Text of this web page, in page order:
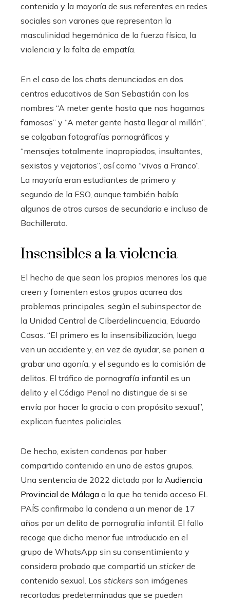
contenido y la mayoría de sus referentes en redes
sociales son varones que representan la
masculinidad hegemónica de la fuerza física, la
violencia y la falta de empatía.
En el caso de los chats denunciados en dos
centros educativos de San Sebastián con los
nombres “A meter gente hasta que nos hagamos
famosos” y “A meter gente hasta llegar al millón”,
se colgaban fotografías pornográficas y
“mensajes totalmente inapropiados, insultantes,
sexistas y vejatorios”, así como “vivas a Franco”.
La mayoría eran estudiantes de primero y
segundo de la ESO, aunque también había
algunos de otros cursos de secundaria e incluso de
Bachillerato.
Insensibles a la violencia
El hecho de que sean los propios menores los que
creen y fomenten estos grupos acarrea dos
problemas principales, según el subinspector de
la Unidad Central de Ciberdelincuencia, Eduardo
Casas. “El primero es la insensibilización, luego
ven un accidente y, en vez de ayudar, se ponen a
grabar una agonía, y el segundo es la comisión de
delitos. El tráfico de pornografía infantil es un
delito y el Código Penal no distingue de si se
envía por hacer la gracia o con propósito sexual”,
explican fuentes policiales.
De hecho, existen condenas por haber
compartido contenido en uno de estos grupos.
Una sentencia de 2022 dictada por la Audiencia
Provincial de Málaga a la que ha tenido acceso EL
PAÍS confirmaba la condena a un menor de 17
años por un delito de pornografía infantil. El fallo
recoge que dicho menor fue introducido en el
grupo de WhatsApp sin su consentimiento y
considera probado que compartió un stickerde
contenido sexual. Los stickers son imágenes
recortadas predeterminadas que se pueden